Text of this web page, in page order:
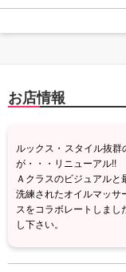
お店情報
ルックス・スタイル抜
が・・・リニューアル!!
Ａクラスのビジュアルと
洗練されたオイルマッサ
スをコラボレートしま
し下さい。